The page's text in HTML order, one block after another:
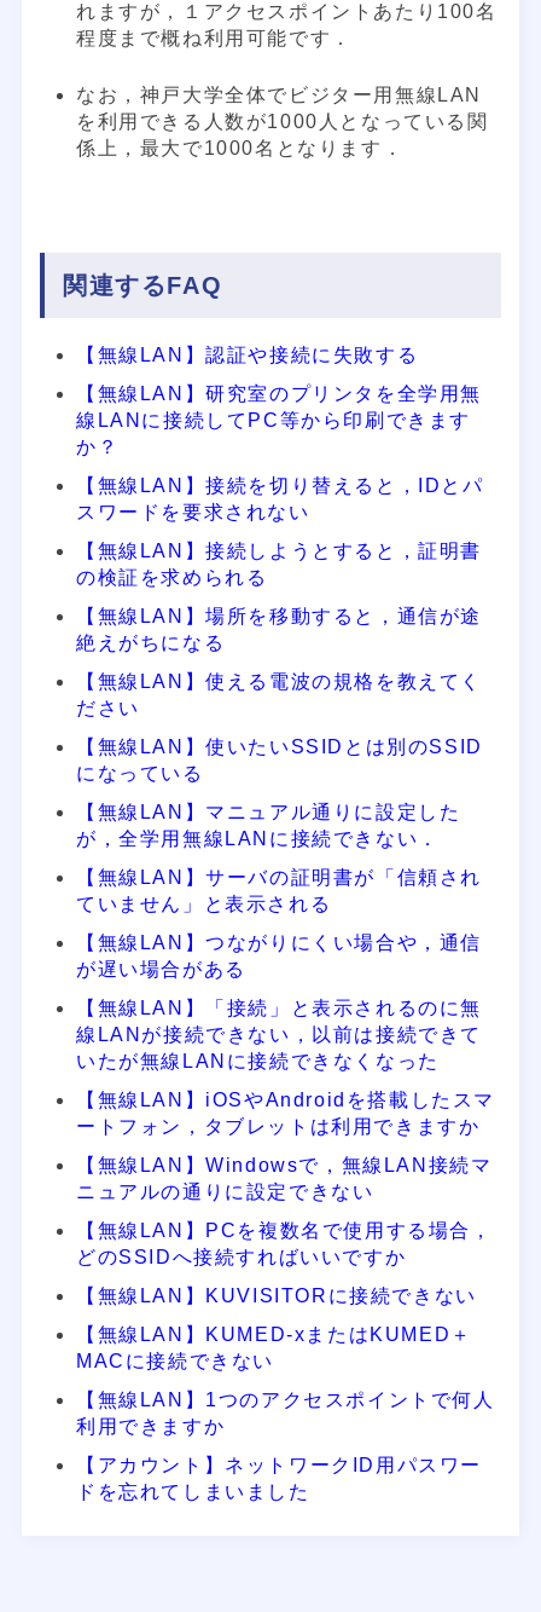
れますが，１アクセスポイントあたり100名
程度まで概ね利用可能です．
なお，神戸大学全体でビジター用無線LAN
を利用できる人数が1000人となっている関
係上，最大で1000名となります．
関連するFAQ
【無線LAN】認証や接続に失敗する
【無線LAN】研究室のプリンタを全学用無
線LANに接続してPC等から印刷できます
か？
【無線LAN】接続を切り替えると，IDとパ
スワードを要求されない
【無線LAN】接続しようとすると，証明書
の検証を求められる
【無線LAN】場所を移動すると，通信が途
絶えがちになる
【無線LAN】使える電波の規格を教えてく
ださい
【無線LAN】使いたいSSIDとは別のSSID
になっている
【無線LAN】マニュアル通りに設定した
が，全学用無線LANに接続できない．
【無線LAN】サーバの証明書が「信頼され
ていません」と表示される
【無線LAN】つながりにくい場合や，通信
が遅い場合がある
【無線LAN】「接続」と表示されるのに無
線LANが接続できない，以前は接続できて
いたが無線LANに接続できなくなった
【無線LAN】iOSやAndroidを搭載したスマ
ートフォン，タブレットは利用できますか
【無線LAN】Windowsで，無線LAN接続マ
ニュアルの通りに設定できない
【無線LAN】PCを複数名で使用する場合，
どのSSIDへ接続すればいいですか
【無線LAN】KUVISITORに接続できない
【無線LAN】KUMED-xまたはKUMED＋
MACに接続できない
【無線LAN】1つのアクセスポイントで何人
利用できますか
【アカウント】ネットワークID用パスワー
ドを忘れてしまいました